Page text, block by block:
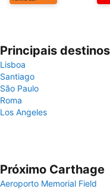
Principais
Lisboa
Santiago
São Paulo
Roma
Los Angeles
Próximo Carthage
Aeroporto Memorial Field